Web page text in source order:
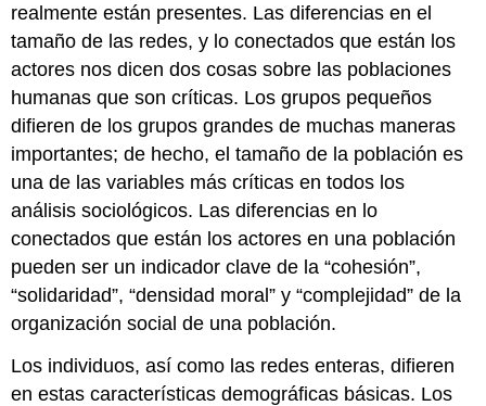
realmente están presentes. Las diferencias en el
tamaño de las redes, y lo conectados que están los
actores nos dicen dos cosas sobre las poblaciones
humanas que son críticas. Los grupos pequeños
difieren de los grupos grandes de muchas maneras
importantes; de hecho, el tamaño de la población es
una de las variables más críticas en todos los
análisis sociológicos. Las diferencias en lo
conectados que están los actores en una población
pueden ser un indicador clave de la “cohesión”,
“solidaridad”, “densidad moral” y “complejidad” de la
organización social de una población.
Los individuos, así como las redes enteras, difieren
en estas características demográficas básicas. Los